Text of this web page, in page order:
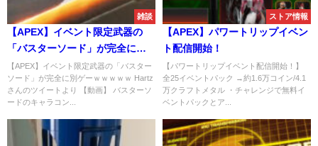
雑談
【APEX】イベント限定武器の
「バスターソード」が完全に別
ゲーｗｗｗｗｗ
【APEX】イベント限定武器の「バスター
ソード」が完全に別ゲーｗｗｗｗｗ Hartz
さんのツイートより 【動画】 バスターソ
ードのキャラコン...
ストア情報
【APEX】パワートリップイベン
ト配信開始！
【パワートリップイベント配信開始！】
全25イベントパック →約1.6万コイン/4.1
万クラフトメタル ・チャレンジで無料イ
ベントパックとア...